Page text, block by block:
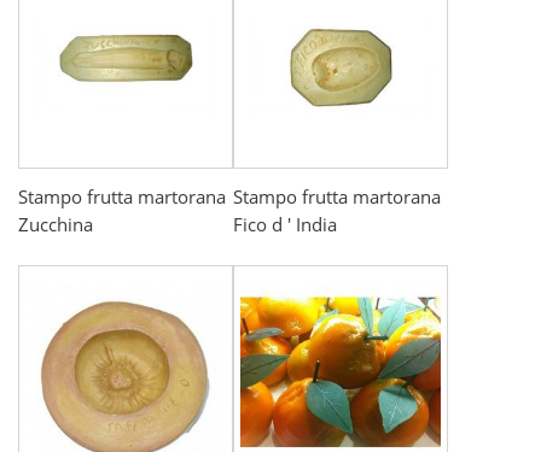
Stampo frutta martorana
Zucchina
Stampo frutta martorana
Fico d ' India